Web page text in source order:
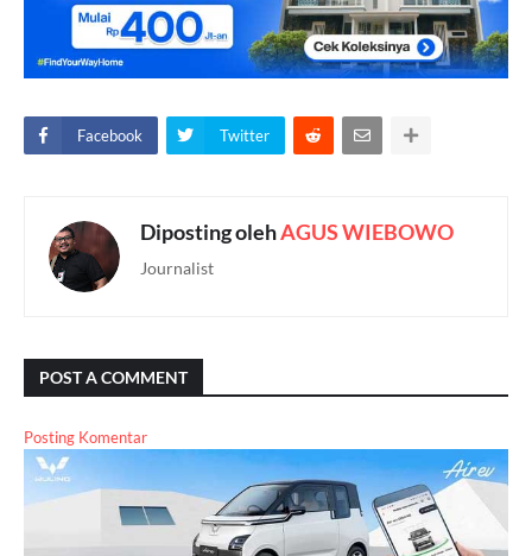
Facebook Twitter
Diposting olehAGUS WIEBOWO
Journalist
POST A COMMENT
Posting Komentar